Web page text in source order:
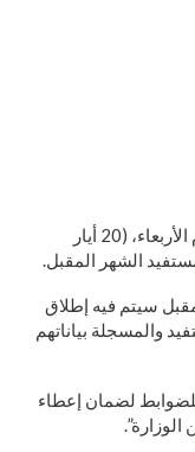
أعلنت وزارة العمل والشؤون الاجتماعية اليوم الأربعاء، (20 أيار
سيتم فيه إطلاق
لأكثر من 5 آلاف مستفيد والمسجلة بياناتهم
لضمان إعطاء